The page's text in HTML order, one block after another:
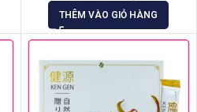
THÊM VÀO GIỎ HÀNG